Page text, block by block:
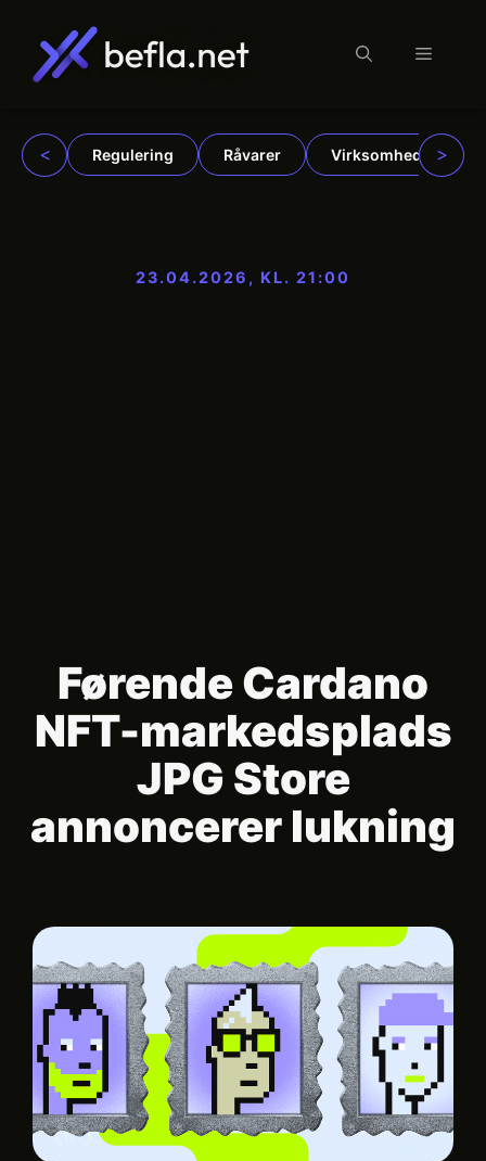
indhold
Menu
< Regulering Råvarer Virksomheder >
23.04.2026, KL. 21:00
Førende Cardano
NFT-markedsplads
JPG Store
annoncerer lukning